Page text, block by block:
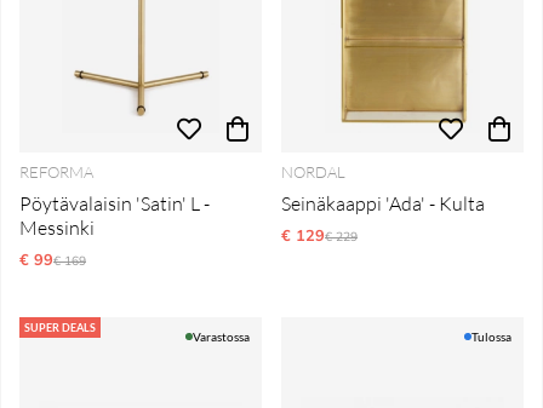
REFORMA
Pöytävalaisin 'Satin' L -
Messinki
€ 99Normaali hinta
€ 169
NORDAL
Seinäkaappi 'Ada' - Kulta
€ 129Normaali hinta
€ 229
SUPER DEALS
Varastossa Tulossa